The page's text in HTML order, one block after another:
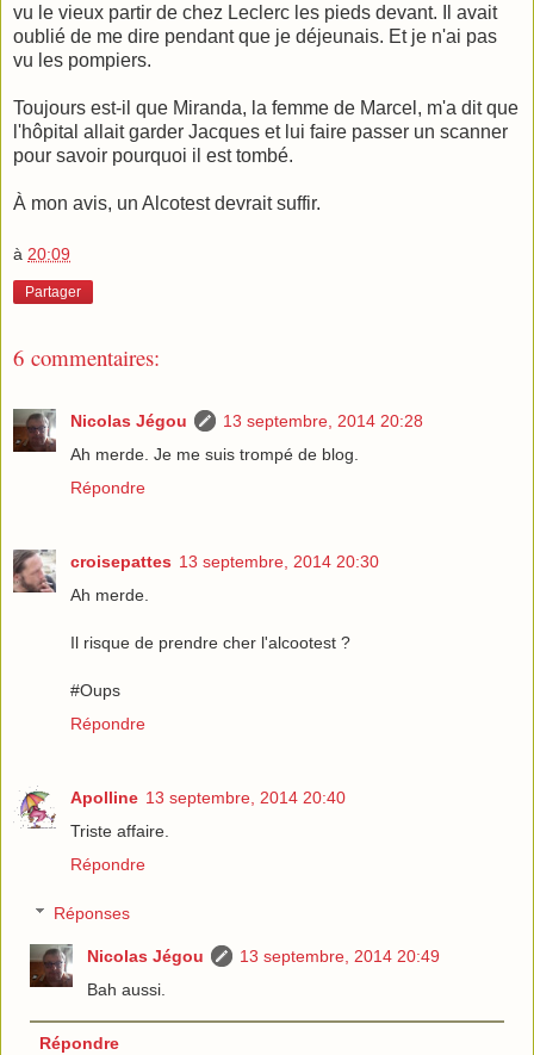
vu le vieux partir de chez Leclerc les pieds devant. Il avait
oublié de me dire pendant que je déjeunais. Et je n'ai pas
vu les pompiers.
Toujours est-il que Miranda, la femme de Marcel, m'a dit que
l'hôpital allait garder Jacques et lui faire passer un scanner
pour savoir pourquoi il est tombé.
À mon avis, un Alcotest devrait suffir.
à 20:09
Partager
6 commentaires:
Nicolas Jégou
13 septembre, 2014 20:28
Ah merde. Je me suis trompé de blog.
Répondre
croisepattes 13 septembre, 2014 20:30
Ah merde.
Il risque de prendre cher l'alcootest ?
#Oups
Répondre
Apolline 13 septembre, 2014 20:40
Triste affaire.
Répondre
Réponses
Nicolas Jégou
13 septembre, 2014 20:49
Bah aussi.
Répondre